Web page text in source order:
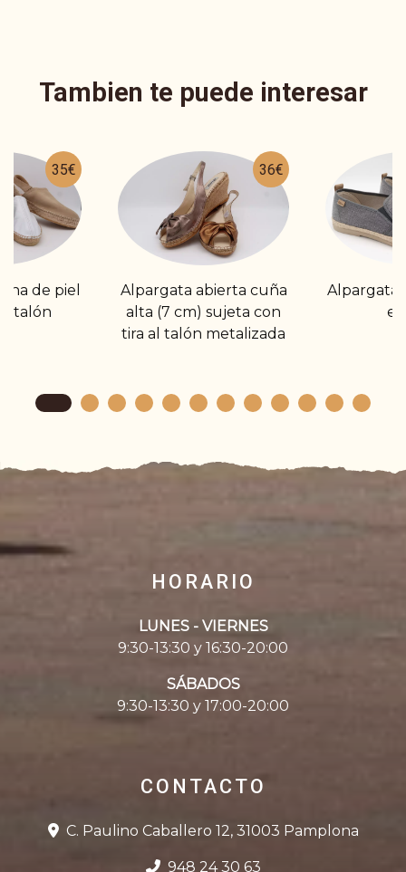
Tambien te puede interesar
35€
de piel
talón
36€
Alpargata abierta cuña
alta (7 cm) sujeta con
tira al talón metalizada
Alpargata
HORARIO
LUNES - VIERNES
9:30-13:30 y 16:30-20:00
SÁBADOS
9:30-13:30 y 17:00-20:00
CONTACTO
C. Paulino Caballero 12, 31003 Pamplona
948 24 30 63